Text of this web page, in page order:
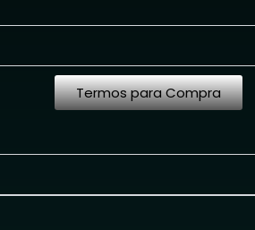
Termos para Compra